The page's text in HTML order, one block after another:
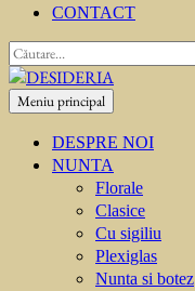
CONTACT
Caută
după:
DESIDERIA
Creator de invitati
Meniu principal
DESPRE NOI
NUNTA
Florale
Clasice
Cu sigiliu
Plexiglas
Nunta si botez